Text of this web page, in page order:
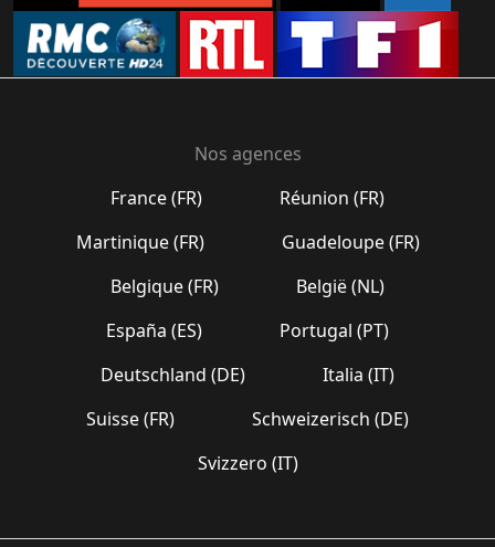
Nos agences
France (FR)
Réunion (FR)
Martinique (FR)
Guadeloupe (FR)
Belgique (FR)
België (NL)
España (ES)
Portugal (PT)
Deutschland (DE)
Italia (IT)
Suisse (FR)
Schweizerisch (DE)
Svizzero (IT)